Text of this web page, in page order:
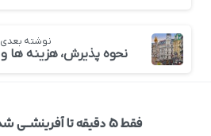
نوشته بعدی
فقط ۵ دقیقه تا آفرینشــی شدن فاصله دارید!